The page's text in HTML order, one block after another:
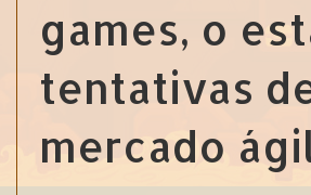
games, o
tentativas
mercado